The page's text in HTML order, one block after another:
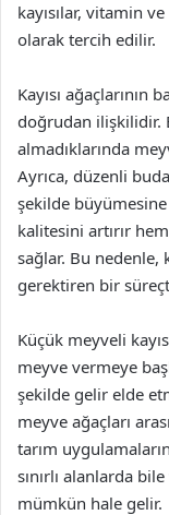
kayısılar, vitamin
olarak tercih edilir.
Kayısı
doğrudan ilişkilidir.
almadıklarında
Ayrıca, düzenli
şekilde
kalitesini artırır
sağlar. Bu nedenle,
gerektiren bir
Küçük meyveli
meyve vermeye
şekilde gelir elde
meyve ağaçları
tarım
sınırlı alanlarda
mümkün hale gelir.